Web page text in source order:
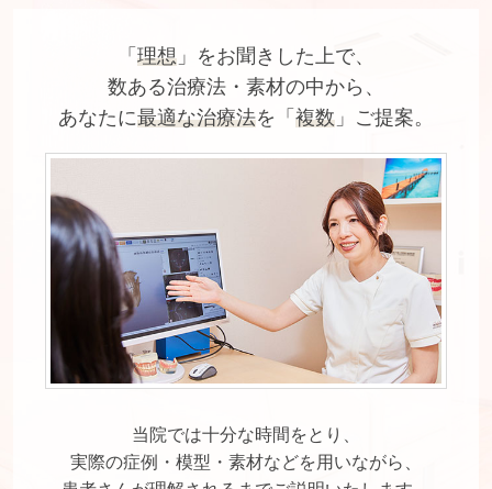
「 理想 」をお聞きした上で、
数ある治療法・素材の中から、
あなたに最適な治療法を「 複数 」ご提案。
当院では十分な時間をとり、
実際の症例・模型・素材などを用いながら、